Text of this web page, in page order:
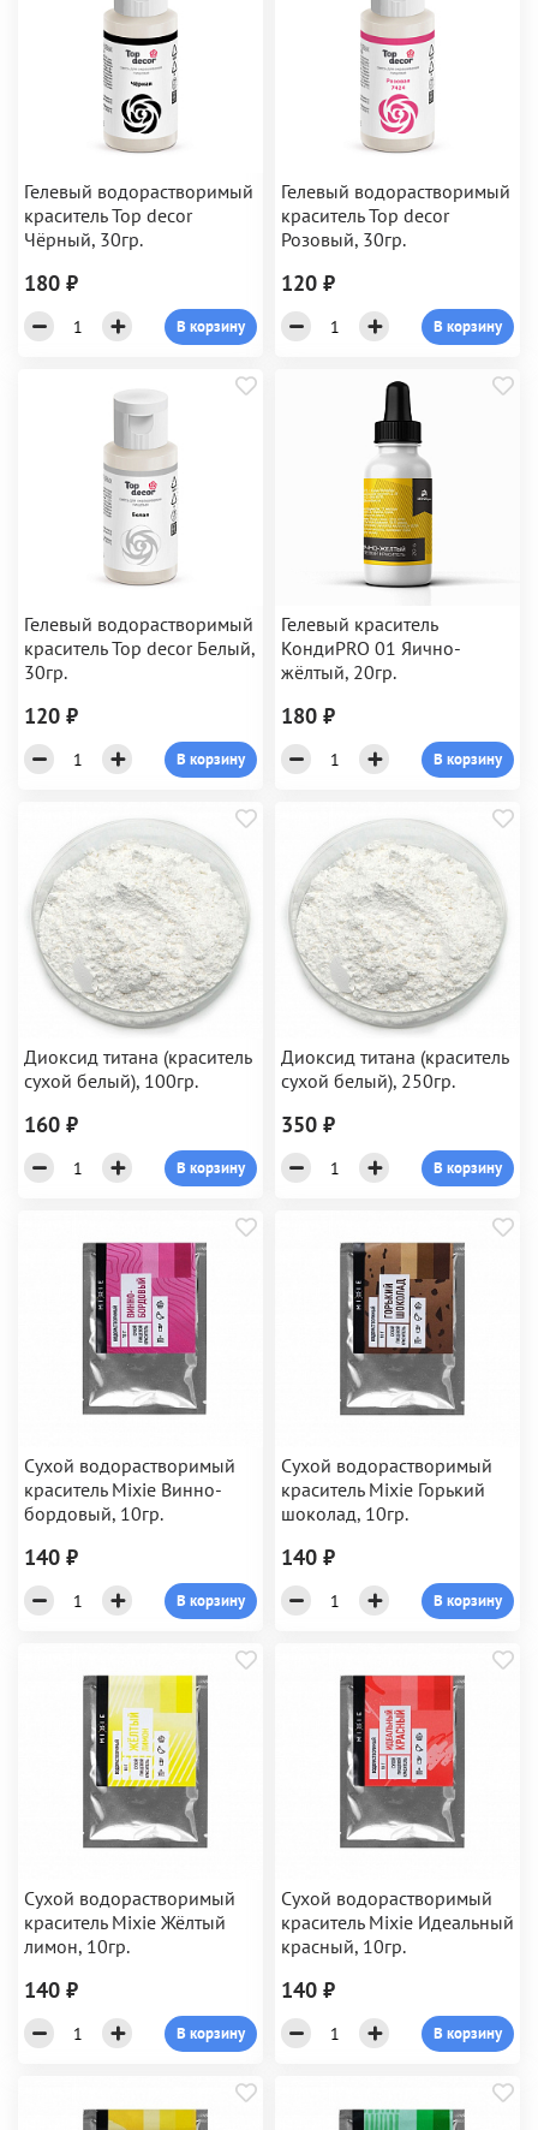
Гелевый водорастворимый
краситель Top decor
Чёрный, 30гр.
180 ₽
В корзину
Гелевый водорастворимый
краситель Top decor
Розовый, 30гр.
120 ₽
В корзину
Гелевый водорастворимый
краситель Top decor Белый,
30гр.
120 ₽
В корзину
Гелевый краситель
КондиPRO 01 Яично-
жёлтый, 20гр.
180 ₽
В корзину
Диоксид титана (краситель
сухой белый), 100гр.
160 ₽
В корзину
Диоксид титана (краситель
сухой белый), 250гр.
350 ₽
В корзину
Сухой водорастворимый
краситель Mixie Винно-
бордовый, 10гр.
140 ₽
В корзину
Сухой водорастворимый
краситель Mixie Горький
шоколад, 10гр.
140 ₽
В корзину
Сухой водорастворимый
краситель Mixie Жёлтый
лимон, 10гр.
140 ₽
В корзину
Сухой водорастворимый
краситель Mixie Идеальный
красный, 10гр.
140 ₽
В корзину